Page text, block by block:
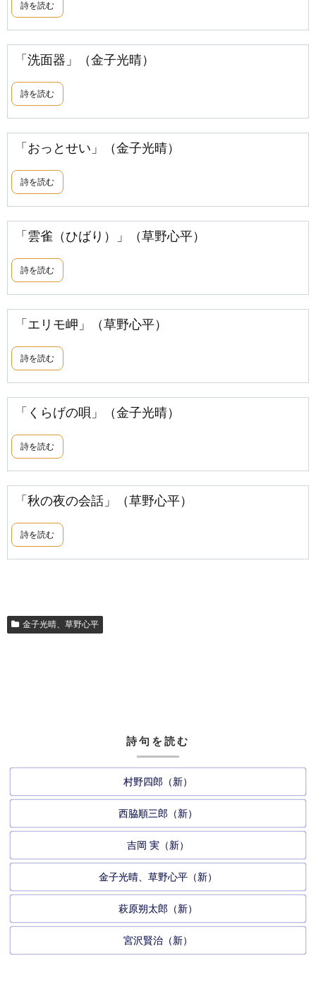
詩を読む
「洗面器」（金子光晴）
詩を読む
「おっとせい」（金子光晴）
詩を読む
「雲雀（ひばり）」（草野心平）
詩を読む
「エリモ岬」（草野心平）
詩を読む
「くらげの唄」（金子光晴）
詩を読む
「秋の夜の会話」（草野心平）
詩を読む
金子光晴、草野心平
詩句を読む
村野四郎（新）
西脇順三郎（新）
吉岡 実（新）
金子光晴、草野心平（新）
萩原朔太郎（新）
宮沢賢治（新）